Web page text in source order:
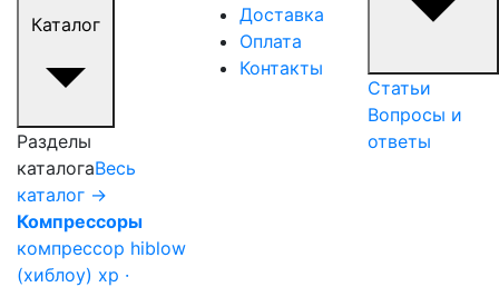
Каталог
Разделы
каталогаВесь
каталог →
Компрессоры
компрессор hiblow
(хиблоу) xp ·
Доставка
Оплата
Контакты
Статьи
Вопросы и
ответы